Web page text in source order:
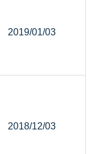
2019/01/03
2018/12/03